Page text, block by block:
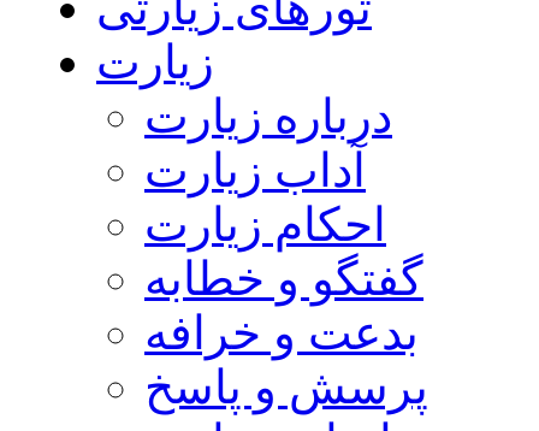
زیارت
درباره زیارت
آداب زیارت
احکام زیارت
گفتگو و خطابه
بدعت و خرافه
پرسش و پاسخ